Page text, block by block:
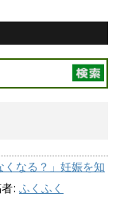
くなる？」妊娠を知
: ふくふく